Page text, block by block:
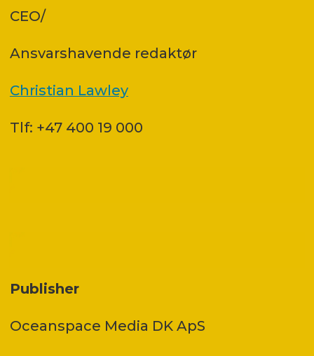
CEO/
Ansvars­havende redaktør
Christian Lawley
Tlf: +47 400 19 000
Publisher
Oceanspace Media DK ApS